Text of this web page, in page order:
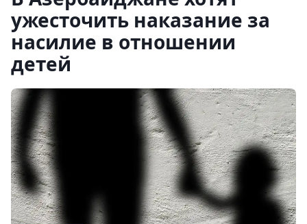
ужесточить наказание за
насилие в отношении
детей